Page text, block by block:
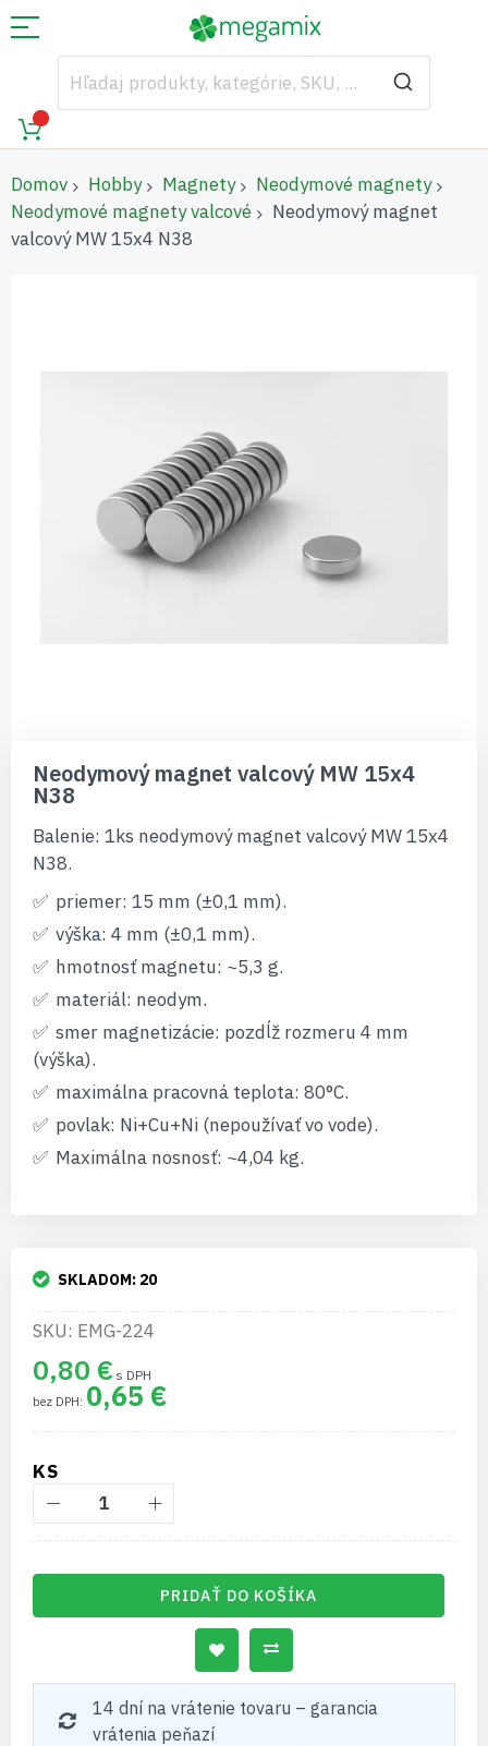
Domov Hobby Magnety
Neodymové magnety
Neodymové magnety valcové
Neodymový magnet
valcový MW 15x4 N38
začiatok
galérie
Neodymový magnet valcový MW 15x4
N38
Balenie: 1ks neodymový magnet valcový MW 15x4
N38.
priemer: 15 mm (±0,1 mm).
výška: 4 mm (±0,1 mm).
hmotnosť magnetu: ~5,3 g.
materiál: neodym.
smer magnetizácie: pozdĺž rozmeru 4 mm
(výška).
maximálna pracovná teplota: 80°C.
povlak: Ni+Cu+Ni (nepoužívať vo vode).
Maximálna nosnosť: ~4,04 kg.
SKLADOM: 20
SKU: EMG-224
0,80 €
0,65 €
KS
PRIDAŤ DO KOŠÍKA
14 dní na vrátenie tovaru – garancia
vrátenia peňazí